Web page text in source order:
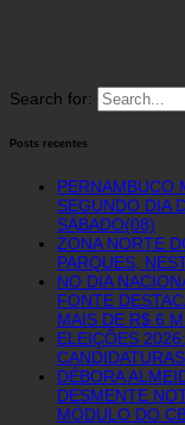
Search for:
Posts recentes
PERNAMBUCO
SEGUNDO DIA
SÁBADO(08)
ZONA NORTE
PARQUES,
NO DIA
FONTE
MAIS DE R$ 6
ELEIÇÕES
DÉBORA
DESMENTE
MÓDULO DO